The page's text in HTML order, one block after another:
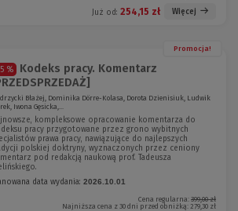
Już od: 254,15 zł Więcej
Promocja!
%
Kodeks pracy. Komentarz
Błażej, Dominika Dörre-Kolasa, Dorota Dzienisiuk, Ludwik
Iwona Gęsicka,...
kompleksowe opracowanie komentarza do
pracy przygotowane przez grono wybitnych
prawa pracy, nawiązujące do najlepszych
polskiej doktryny, wyznaczonych przez ceniony
pod redakcją naukową prof. Tadeusza
data wydania: 2026.10.01
Cena regularna: 399,00 zł
Najniższa cena z 30 dni przed obniżką: 279,30 zł